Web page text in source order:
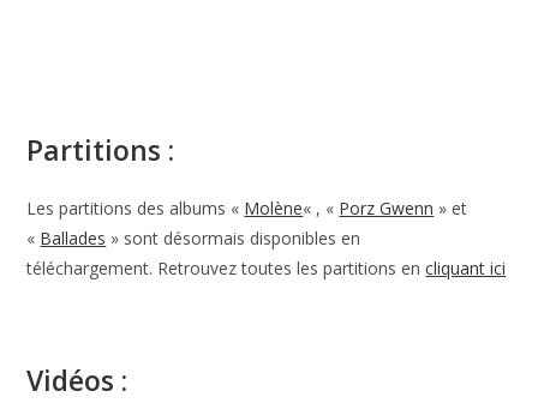
Partitions :
Les partitions des albums « Molène« , « Porz Gwenn » et
« Ballades » sont désormais disponibles en
téléchargement. Retrouvez toutes les partitions encliquant ici
Vidéos :